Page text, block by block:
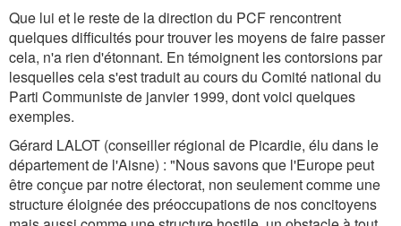
Que lui et le reste de la direction du PCF rencontrent
quelques difficultés pour trouver les moyens de faire passer
cela, n'a rien d'étonnant. En témoignent les contorsions par
lesquelles cela s'est traduit au cours du Comité national du
Parti Communiste de janvier 1999, dont voici quelques
exemples.
Gérard LALOT (conseiller régional de Picardie, élu dans le
département de l'Aisne) : "Nous savons que l'Europe peut
être conçue par notre électorat, non seulement comme une
structure éloignée des préoccupations de nos concitoyens